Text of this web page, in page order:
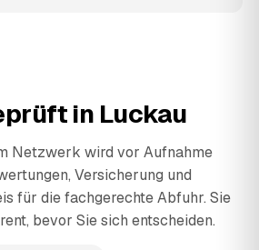
in Luckau
Netzwerk wird vor Aufnahme
Versicherung und
für die fachgerechte Abfuhr. Sie
bevor Sie sich entscheiden.